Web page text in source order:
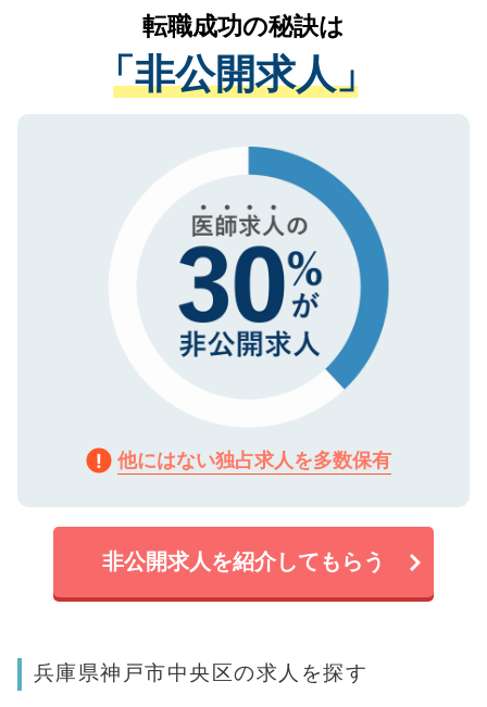
は、個人情報の取り扱いについての厳密な
管理基準を満たした事業者のみに付与され
る、プライバシーマークを取得済みです。
で、機密保持に関してもご安心ください。
かがいして、現在の医療機関の状況や紹介
経験をまじえながら、適切なアドバイスを
させていただきます。すぐにご転職をされ
ない方には、長期的なサポートが可能です
ので、まずはご登録ください。
転職成功の秘訣は
「非公開求人」
他にはない独占求人を多数保有
非公開求人を紹介してもらう
兵庫県神戸市中央区の求人を探す